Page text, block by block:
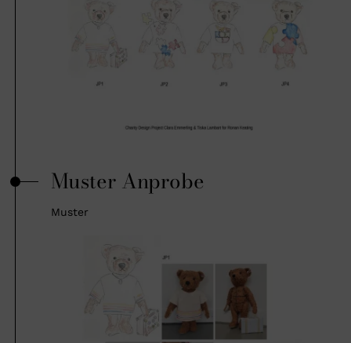
Muster Anprobe
Muster